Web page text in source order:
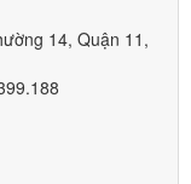
14, Quận 11,